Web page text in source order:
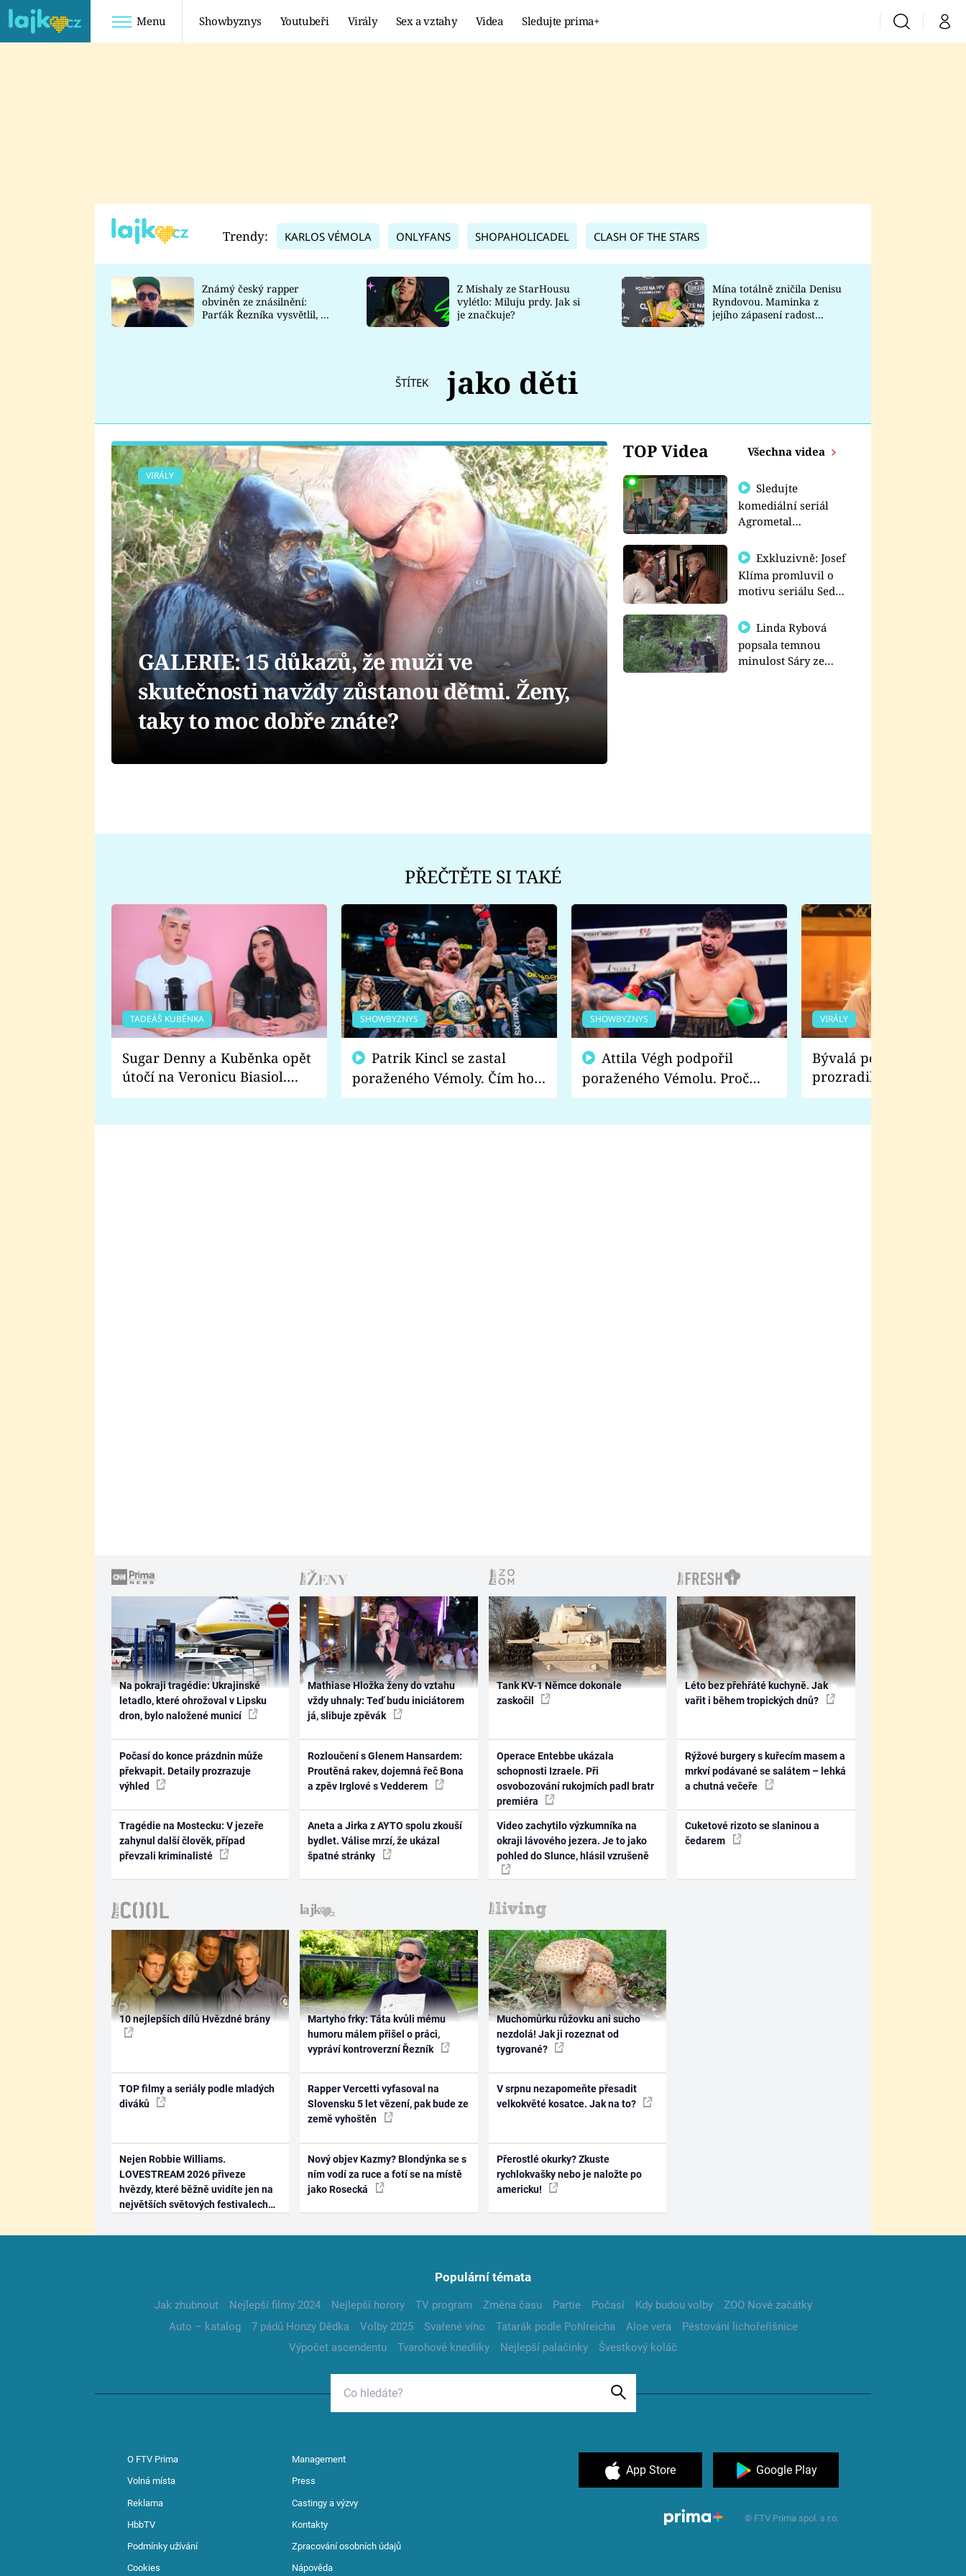
Menu Showbyznys Youtubeři Virály Sex a vztahy Videa Sledujte prima+ VyhledáváníMůj
TADEÁŠ KUBĚNKA
DATEL
Prima Lajk
Sledujte nás
Trendy: KARLOS VÉMOLA ONLYFANS SHOPAHOLICADEL CLASH OF THE STARS
Známý český rapper
obviněn ze znásilnění:
Parťák Řezníka vysvětlil, co
Z Mishaly ze StarHousu
vylétlo: Miluju prdy. Jak si
je značkuje?
Mína totálně zničila Denisu
Ryndovou. Maminka z
jejího zápasení radost
ŠTÍTEK jako děti
TOP Videa Všechna videa
Sledujte
komediální seriál
Agrometal
prima+
Exkluzivně: Josef
Klíma promluvil o
motivu seriálu Sedm
Linda Rybová
popsala temnou
minulost Sáry ze
VIRÁLY
GALERIE: 15 důkazů, že muži ve
skutečnosti navždy zůstanou dětmi. Ženy,
taky to moc dobře znáte?
PŘEČTĚTE SI TAKÉ
TADEÁŠ KUBĚNKA
Sugar Denny a Kuběnka opět
útočí na Veronicu Biasiol.
Proč je podle nich falešná a
SHOWBYZNYS
poraženého Vémoly. Čím ho
fanoušci naštvali?
SHOWBYZNYS
poraženého Vémolu. Proč
chce raději zápasit s ním než
VIRÁLY
Bývalá pornoherečka
prozradila, co ji
natáčení Euforie.
Na pokraji tragédie: Ukrajinské
letadlo, které ohrožoval v Lipsku
dron, bylo naložené municí
Počasí do konce prázdnin může
překvapit. Detaily prozrazuje
výhled
Tragédie na Mostecku: V jezeře
zahynul další člověk, případ
převzali kriminalisté
Mathiase Hložka ženy do vztahu
vždy uhnaly: Teď budu iniciátorem
já, slibuje zpěvák
Rozloučení s Glenem Hansardem:
Proutěná rakev, dojemná řeč Bona
a zpěv Irglové s Vedderem
Aneta a Jirka z AYTO spolu zkouší
bydlet. Válise mrzí, že ukázal
špatné stránky
Tank KV-1 Němce dokonale
zaskočil
Operace Entebbe ukázala
schopnosti Izraele. Při
osvobozování rukojmích padl bratr
premiéra
Video zachytilo výzkumníka na
okraji lávového jezera. Je to jako
pohled do Slunce, hlásil vzrušeně
Léto bez přehřáté kuchyně. Jak
vařit i během tropických dnů?
Rýžové burgery s kuřecím masem a
mrkví podávané se salátem – lehká
a chutná večeře
Cuketové rizoto se slaninou a
čedarem
10 nejlepších dílů Hvězdné brány
TOP filmy a seriály podle mladých
diváků
Nejen Robbie Williams.
LOVESTREAM 2026 přiveze
hvězdy, které běžně uvidíte jen na
největších světových festivalech
Martyho frky: Táta kvůli mému
humoru málem přišel o práci,
vypráví kontroverzní Řezník
Rapper Vercetti vyfasoval na
Slovensku 5 let vězení, pak bude ze
země vyhoštěn
Nový objev Kazmy? Blondýnka se s
ním vodí za ruce a fotí se na místě
jako Rosecká
Muchomůrku růžovku ani sucho
nezdolá! Jak ji rozeznat od
tygrované?
V srpnu nezapomeňte přesadit
velkokvěté kosatce. Jak na to?
Přerostlé okurky? Zkuste
rychlokvašky nebo je naložte po
americku!
Populární témata
Jak zhubnout Nejlepší filmy 2024 Nejlepší horory TV program Změna času Partie Počasí Kdy budou volby
ZOO Nové začátky
Auto – katalog
7 pádů Honzy Dědka Volby 2025 Svařené víno Tatarák podle Pohlreicha Aloe vera
Pěstování lichořeřišnice
Výpočet ascendentu
Tvarohové knedlíky Nejlepší palačinky Švestkový koláč
O FTV Prima Management
Volná místa Press
Reklama Castingy a výzvy
HbbTV Kontakty
Podmínky užívání Zpracování osobních údajů
Cookies Nápověda
App Store Google Play
© FTV Prima spol. s r.o.